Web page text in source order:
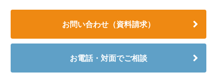
お問い合わせ（資料請求）
お電話・対面でご相談